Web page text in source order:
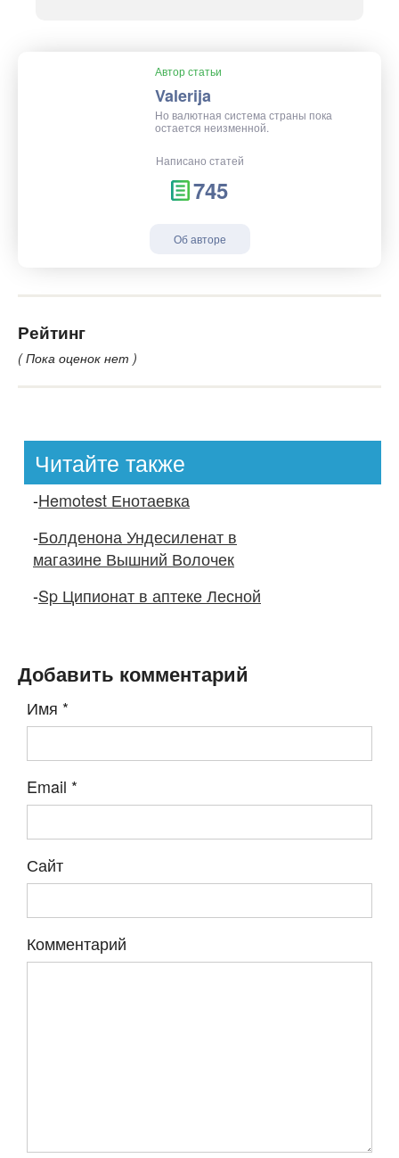
Автор статьи
Valerija
Но валютная система страны пока
остается неизменной.
Написано статей
745
Об авторе
Рейтинг
( Пока оценок нет )
Читайте также
-Hemotest Енотаевка
-Болденона Ундесиленат в
магазине Вышний Волочек
-Sp Ципионат в аптеке Лесной
Добавить комментарий
Имя *
Email *
Сайт
Комментарий